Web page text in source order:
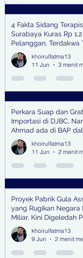
4 Fakta Sidang
Surabaya Kuras Rp
Pelanggan, Terdakwa
oleh Keterangan Saksi
khoirulfatma13
11 Jun
3 menit
Perkara Suap dan
Importasi di DJBC,
Ahmad ada di BAP
khoirulfatma13
11 Jun
2 menit
Proyek Pabrik Gula
yang Rugikan Negara
Miliar, Kini Digeledah
khoirulfatma13
9 Jun
2 menit